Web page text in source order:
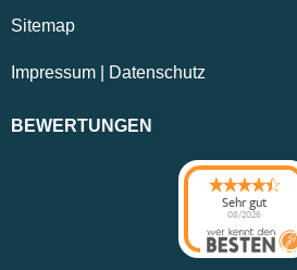
Sitemap
Impressum Datenschutz
BEWERTUNGEN
Sehr gut
08/2026